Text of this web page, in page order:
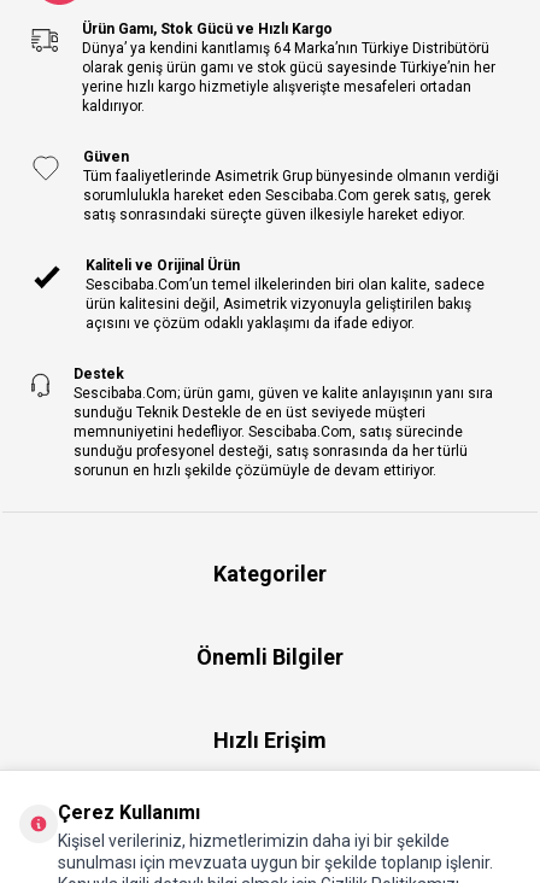
Ürün Gamı, Stok Gücü ve Hızlı Kargo
Dünya’ ya kendini kanıtlamış 64 Marka’nın Türkiye Distribütörü
olarak geniş ürün gamı ve stok gücü sayesinde Türkiye’nin her
yerine hızlı kargo hizmetiyle alışverişte mesafeleri ortadan
kaldırıyor.
Güven
Tüm faaliyetlerinde Asimetrik Grup bünyesinde olmanın verdiği
sorumlulukla hareket eden Sescibaba.Com gerek satış, gerek
satış sonrasındaki süreçte güven ilkesiyle hareket ediyor.
Kaliteli ve Orijinal Ürün
Sescibaba.Com’un temel ilkelerinden biri olan kalite, sadece
ürün kalitesini değil, Asimetrik vizyonuyla geliştirilen bakış
açısını ve çözüm odaklı yaklaşımı da ifade ediyor.
Destek
Sescibaba.Com; ürün gamı, güven ve kalite anlayışının yanı sıra
sunduğu Teknik Destekle de en üst seviyede müşteri
memnuniyetini hedefliyor. Sescibaba.Com, satış sürecinde
sunduğu profesyonel desteği, satış sonrasında da her türlü
sorunun en hızlı şekilde çözümüyle de devam ettiriyor.
Kategoriler
Önemli Bilgiler
Hızlı Erişim
Çerez Kullanımı
Kişisel verileriniz, hizmetlerimizin daha iyi bir şekilde
sunulması için mevzuata uygun bir şekilde toplanıp işlenir.